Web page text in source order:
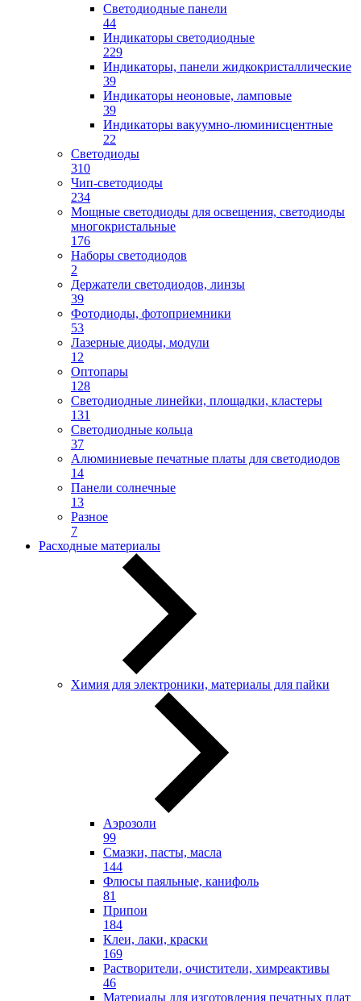
Светодиодные панели
44
Индикаторы светодиодные
229
Индикаторы, панели жидкокристаллические
39
Индикаторы неоновые, ламповые
39
Индикаторы вакуумно-люминисцентные
22
Светодиоды
310
Чип-светодиоды
234
Мощные светодиоды для освещения, светодиоды
многокристальные
176
Наборы светодиодов
2
Держатели светодиодов, линзы
39
Фотодиоды, фотоприемники
53
Лазерные диоды, модули
12
Оптопары
128
Светодиодные линейки, площадки, кластеры
131
Светодиодные кольца
37
Алюминиевые печатные платы для светодиодов
14
Панели солнечные
13
Разное
7
Расходные материалы
Химия для электроники, материалы для пайки
Аэрозоли
99
Смазки, пасты, масла
144
Флюсы паяльные, канифоль
81
Припои
184
Клеи, лаки, краски
169
Растворители, очистители, химреактивы
46
Материалы для изготовления печатных плат